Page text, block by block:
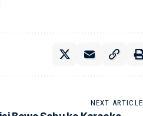
NEXT ARTICLE